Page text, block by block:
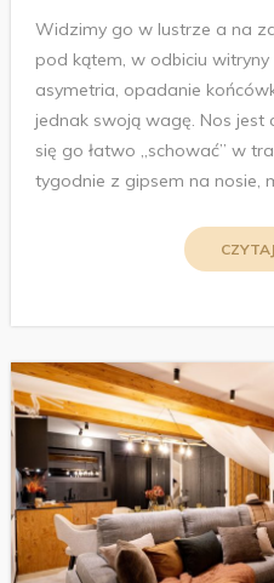
Widzimy go w lustrze a na
pod kątem, w odbiciu witryny
asymetria, opadanie
jednak swoją wagę. Nos jest
się go łatwo „schować” w
tygodnie z gipsem na nosie,